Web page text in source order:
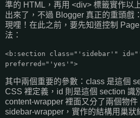
準的 HTML，再用 <div> 標籤實作以
出來了，不過 Blogger 真正的重頭戲
現哩！在此之前，要先知道控制
法：
<b:section class="'sidebar'"
preferred="'yes'">
其中兩個重要的參數：class 是這個
CSS 裡定義，id 則是這個 section 識
content-wrapper 裡面又分了兩個物件
sidebar-wrapper，實作的結構用巢狀